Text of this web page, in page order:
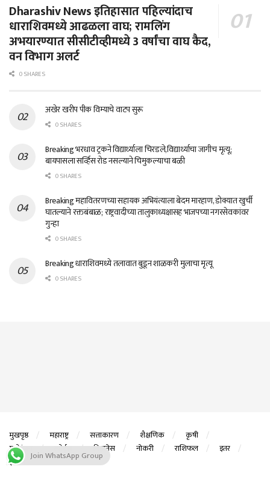
Dharashiv News इतिहासात पहिल्यांदाच
धाराशिवमध्ये आढळला वाघ; रामलिंग
अभयारण्यात सीसीटीव्हीमध्ये 3 वर्षांचा वाघ कैद,
वन विभाग अलर्ट
0 SHARES
अखेर खरीप पीक विम्याचे वाटप सुरू
0 SHARES
Breaking भरधाव ट्रकने विद्यार्थ्याला चिरडले,विद्यार्थ्याचा जागीच मृत्यू;
बायपासला सर्व्हिस रोड नसल्याने चिमुकल्याचा बळी
0 SHARES
Breaking महावितरणच्या सहायक अभियंत्याला बेदम मारहाण, डोक्यात खुर्ची
घातल्याने रक्तबंबाळ; राष्ट्रवादीच्या तालुकाध्यक्षासह भाजपच्या नगरसेवकांवर
गुन्हा
0 SHARES
Breaking धाराशिवमध्ये तलावात बुडून शाळकरी मुलाचा मृत्यू
0 SHARES
मुखपृष्ठ महाराष्ट्र सत्ताकारण शैक्षणिक
कृषी
मनोरंजन
स्पोर्ट्स बिझनेस नोकरी राशिफल
इतर
ई पेपर Join WhatsApp Group